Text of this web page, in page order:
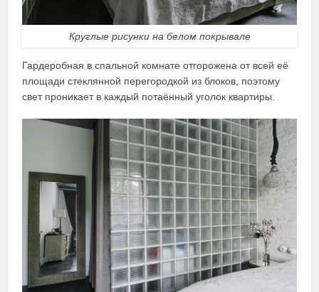
Круглые рисунки на белом покрывале
Гардеробная в спальной комнате отгорожена от всей её
площади стеклянной перегородкой из блоков, поэтому
свет проникает в каждый потаённый уголок квартиры.